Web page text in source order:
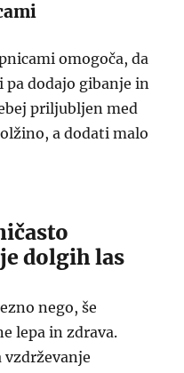
omogoča, da
dodajo gibanje in
priljubljen med
a dodati malo
dolgih las
nego, še
lepa in zdrava.
vzdrževanje